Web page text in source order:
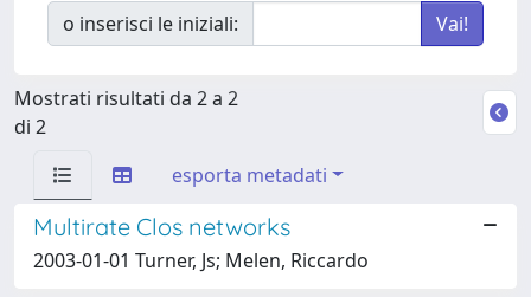
o inserisci le iniziali:
Mostrati risultati da 2 a 2
di 2
esporta metadati
Multirate Clos networks
2003-01-01 Turner, Js; Melen, Riccardo